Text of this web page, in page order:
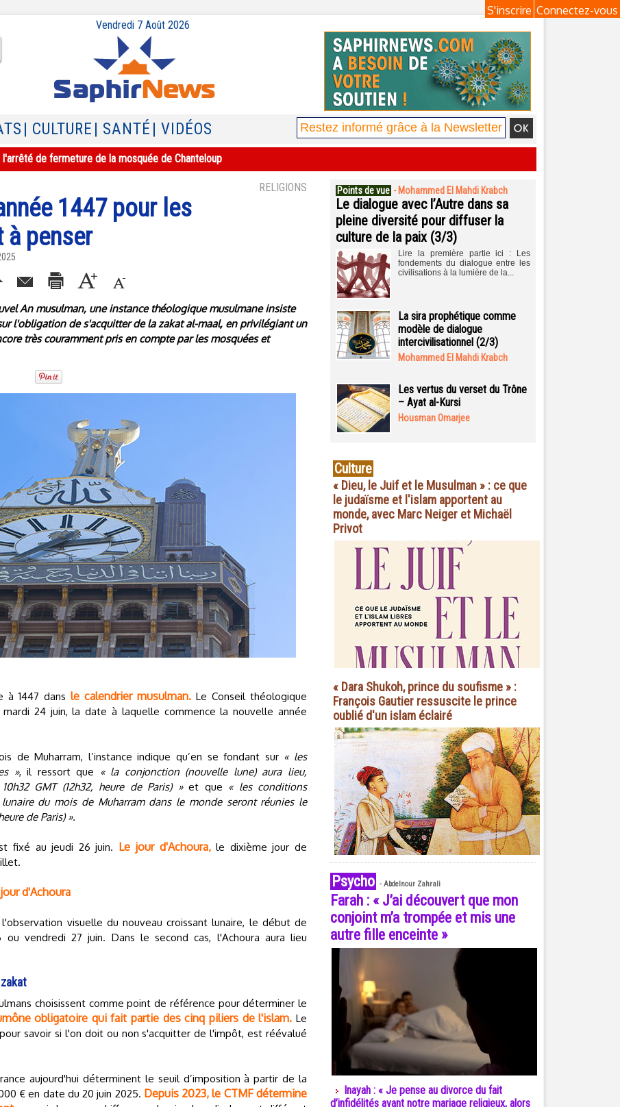
Connectez-vous
S'inscrire
Vendredi 7 Août 2026
| CULTURE | SANTÉ | VIDÉOS
de fermeture de la mosquée de Chanteloup
RELIGIONS
1447 pour les
à penser
An musulman, une instance théologique musulmane insiste
l'obligation de s'acquitter de la zakat al-maal, en privilégiant un
très couramment pris en compte par les mosquées et
à 1447 dans le calendrier musulman. Le Conseil théologique
mardi 24 juin, la date à laquelle commence la nouvelle année
de Muharram, l’instance indique qu’en se fondant sur « les
», il ressort que
« la conjonction (nouvelle lune) aura lieu,
GMT (12h32, heure de Paris) »et que « les conditions
du mois de Muharram dans le monde seront réunies le
de Paris) ».
fixé au jeudi 26 juin. Le jour d'Achoura,le dixième jour de
d'Achoura
visuelle du nouveau croissant lunaire, le début de
vendredi 27 juin. Dans le second cas, l'Achoura aura lieu
choisissent comme point de référence pour déterminer le
obligatoire qui fait partie des cinq piliers de l'islam. Le
savoir si l'on doit ou non s'acquitter de l'impôt, est réévalué
aujourd'hui déterminent le seuil d’imposition à partir de la
€ en date du 20 juin 2025. Depuis 2023, le CTMF détermine
Points de vue - Mohammed El Mahdi Krabch
Le dialogue avec l’Autre dans sa
pleine diversité pour diffuser la
culture de la paix (3/3)
Lire la première partie ici : Les
fondements du dialogue entre les
civilisations à la lumière de la...
La sira prophétique comme
modèle de dialogue
intercivilisationnel (2/3)
Mohammed El Mahdi Krabch
Les vertus du verset du Trône
– Ayat al-Kursi
Housman Omarjee
Culture
« Dieu, le Juif et le Musulman » : ce que
le judaïsme et l'islam apportent au
monde, avec Marc Neiger et Michaël
Privot
« Dara Shukoh, prince du soufisme » :
François Gautier ressuscite le prince
oublié d'un islam éclairé
Psycho - Abdelnour Zahrali
Farah : « J’ai découvert que mon
conjoint m’a trompée et mis une
autre fille enceinte »
Inayah : « Je pense au divorce du fait
d’infidélités avant notre mariage religieux, alors